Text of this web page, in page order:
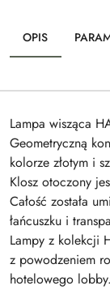
OPIS
Lampa wisząca
Geometryczną
kolorze złotym i
Klosz otoczony
Całość została
łańcuszku i
Lampy z kolekcji
z powodzeniem
hotelowego lobby.